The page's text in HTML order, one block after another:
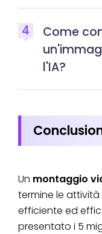
4
Come
l'IA?
Un montaggio
termine le
efficiente ed
presentato i 5